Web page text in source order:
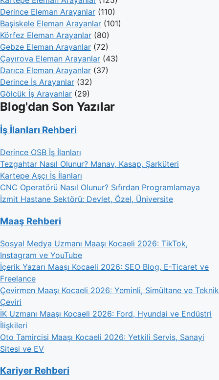
Derince Eleman Arayanlar (110)
Başiskele Eleman Arayanlar (101)
Körfez Eleman Arayanlar (80)
Gebze Eleman Arayanlar (72)
Çayırova Eleman Arayanlar (43)
Darıca Eleman Arayanlar (37)
Derince İş Arayanlar (32)
Gölcük İş Arayanlar (29)
Blog'dan Son Yazılar
İş İlanları Rehberi
Derince OSB İş İlanları
Tezgahtar Nasıl Olunur? Manav, Kasap, Şarküteri
Kartepe Aşçı İş İlanları
CNC Operatörü Nasıl Olunur? Sıfırdan Programlamaya
İzmit Hastane Sektörü: Devlet, Özel, Üniversite
Maaş Rehberi
Sosyal Medya Uzmanı Maaşı Kocaeli 2026: TikTok,
Instagram ve YouTube
İçerik Yazarı Maaşı Kocaeli 2026: SEO Blog, E-Ticaret ve
Freelance
Çevirmen Maaşı Kocaeli 2026: Yeminli, Simültane ve Teknik
Çeviri
İK Uzmanı Maaşı Kocaeli 2026: Ford, Hyundai ve Endüstri
İlişkileri
Oto Tamircisi Maaşı Kocaeli 2026: Yetkili Servis, Sanayi
Sitesi ve EV
Kariyer Rehberi